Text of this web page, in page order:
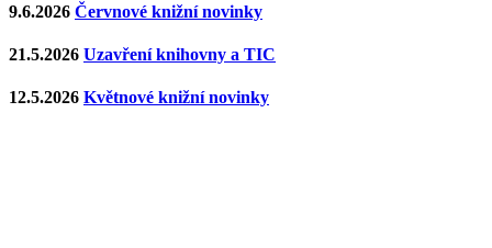
9.6.2026 Červnové knižní novinky
21.5.2026 Uzavření knihovny a TIC
12.5.2026 Květnové knižní novinky